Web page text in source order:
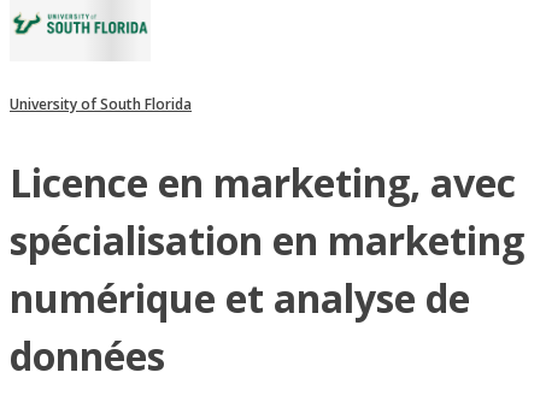
University of South Florida
Licence en marketing, avec
spécialisation en marketing
numérique et analyse de
données